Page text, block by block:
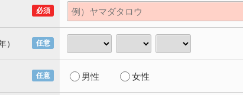
必須
任意
）
任意 男性 女性